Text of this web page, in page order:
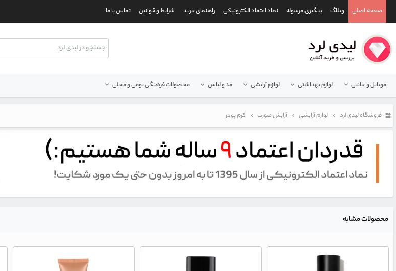
صفحه اصلی وبلاگ پیگیری مرسوله نماد اعتماد الکترونیکی راهنمای خرید شرایط و قوانین تماس با ما
موبایل و جانبی لوازم بهداشتی لوازم آرایشی مد و لباس محصولات فرهنگی بومی و محلی
فروشگاه لیدی لرد لوازم آرایشی آرایش صورت کرم پودر
محصولات مشابه